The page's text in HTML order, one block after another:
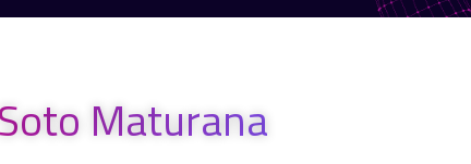
Soto Maturana